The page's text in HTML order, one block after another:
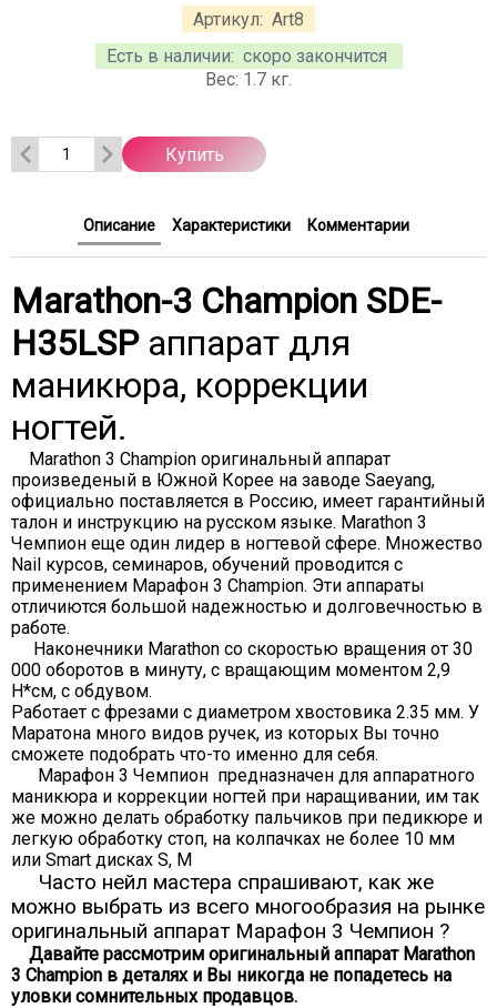
Артикул: Art8
Есть в наличии: скоро закончится
Вес: 1.7 кг.
Купить
Описание Характеристики Комментарии
Marathon-3 Champion SDE-
H35LSPаппарат для
маникюра, коррекции
ногтей.
Marathon 3 Champion оригинальный аппарат
произведеный в Южной Корее на заводе Saeyang,
официально поставляется в Россию, имеет гарантийный
талон и инструкцию на русском языке. Marathon 3
Чемпион еще один лидер в ногтевой сфере. Множество
Nail курсов, семинаров, обучений проводится с
применением Марафон 3 Champion. Эти аппараты
отличиются большой надежностью и долговечностью в
работе.
Наконечники Marathon со скоростью вращения от 30
000 оборотов в минуту, с вращающим моментом 2,9
Н*см, с обдувом.
Работает с фрезами с диаметром хвостовика 2.35 мм. У
Маратона много видов ручек, из которых Вы точно
сможете подобрать что-то именно для себя.
Марафон 3 Чемпион предназначен для аппаратного
маникюра и коррекции ногтей при наращивании, им так
же можно делать обработку пальчиков при педикюре и
легкую обработку стоп, на колпачках не более 10 мм
или Smart дисках S, M
Часто нейл мастера спрашивают, как же
можно выбрать из всего многообразия на рынке
оригинальный аппарат Марафон 3 Чемпион ?
Давайте рассмотрим оригинальный аппарат Marathon
3 Champion в деталях и Вы никогда не попадетесь на
уловки сомнительных продавцов.